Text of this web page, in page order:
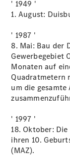
' 1949 '
1. August:
' 1987 '
8. Mai: Bau der
Gewerbegebiet
Monaten auf
Quadratmetern
um die
' 1997 '
18. Oktober:
ihren 10.
(MAZ).